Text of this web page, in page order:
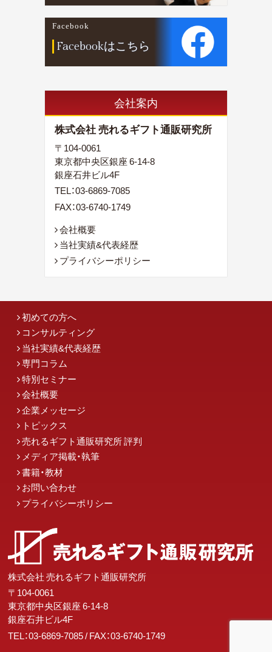
Facebook
Facebookはこちら
会社案内
株式会社 売れるギフト通販研究所
〒104-0061
東京都中央区銀座 6-14-8
銀座石井ビル4F
TEL：03-6869-7085
FAX：03-6740-1749
会社概要
当社実績&代表経歴
プライバシーポリシー
初めての方へ
コンサルティング
当社実績&代表経歴
専門コラム
特別セミナー
会社概要
企業メッセージ
トピックス
売れるギフト通販研究所 評判
メディア掲載・執筆
書籍・教材
お問い合わせ
プライバシーポリシー
株式会社 売れるギフト通販研究所
〒104-0061
東京都中央区銀座 6-14-8
銀座石井ビル4F
TEL：03-6869-7085/ FAX：03-6740-1749